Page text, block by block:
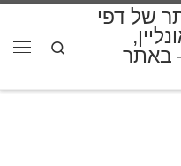
של דפי
באתר
Search